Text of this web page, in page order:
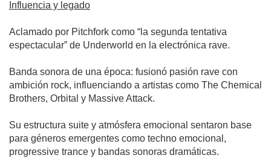
Influencia y legado
Aclamado por Pitchfork como “la segunda tentativa
espectacular” de Underworld en la electrónica rave.
Banda sonora de una época: fusionó pasión rave con
ambición rock, influenciando a artistas como The Chemical
Brothers, Orbital y Massive Attack.
Su estructura suite y atmósfera emocional sentaron base
para géneros emergentes como techno emocional,
progressive trance y bandas sonoras dramáticas.